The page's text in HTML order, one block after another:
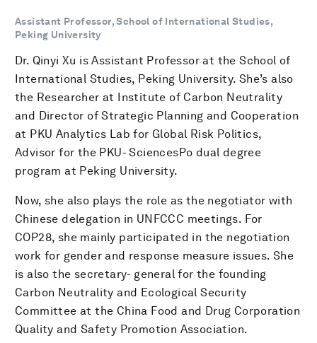
Assistant Professor, School of International Studies,
Peking University
Dr. Qinyi Xu is Assistant Professor at the School of
International Studies, Peking University. She’s also
the Researcher at Institute of Carbon Neutrality
and Director of Strategic Planning and Cooperation
at PKU Analytics Lab for Global Risk Politics,
Advisor for the PKU- SciencesPo dual degree
program at Peking University.
Now, she also plays the role as the negotiator with
Chinese delegation in UNFCCC meetings. For
COP28, she mainly participated in the negotiation
work for gender and response measure issues. She
is also the secretary- general for the founding
Carbon Neutrality and Ecological Security
Committee at the China Food and Drug Corporation
Quality and Safety Promotion Association.